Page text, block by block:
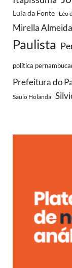
Lula da Fonte Léo
Mirella Almeida
Paulista
política
Prefeitura do
Saulo Holanda